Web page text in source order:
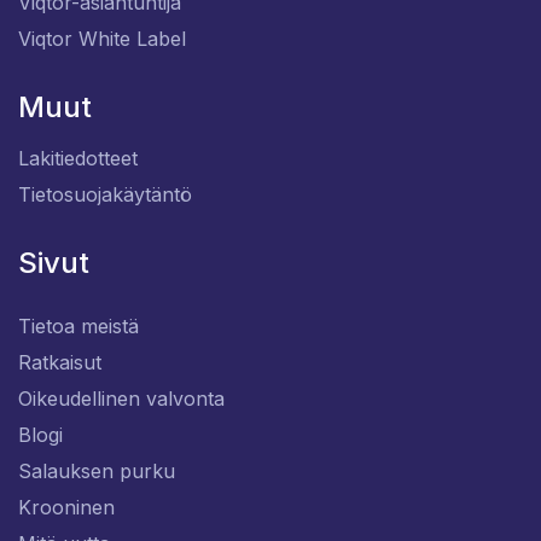
Viqtor White Label
Muut
Lakitiedotteet
Tietosuojakäytäntö
Sivut
Tietoa meistä
Ratkaisut
Oikeudellinen valvonta
Blogi
Salauksen purku
Krooninen